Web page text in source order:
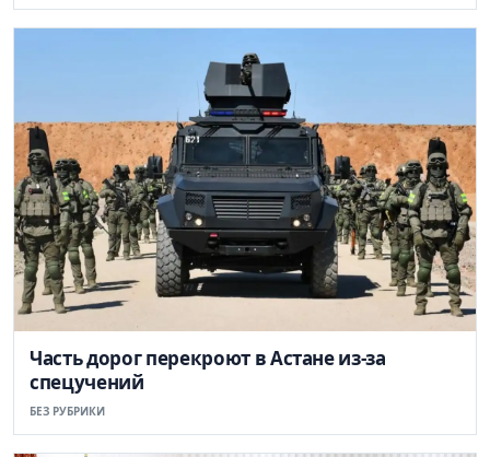
Часть дорог перекроют в Астане из-за
спецучений
БЕЗ РУБРИКИ